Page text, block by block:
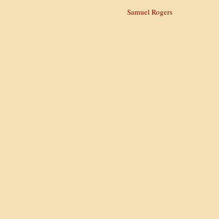
Samuel Rogers